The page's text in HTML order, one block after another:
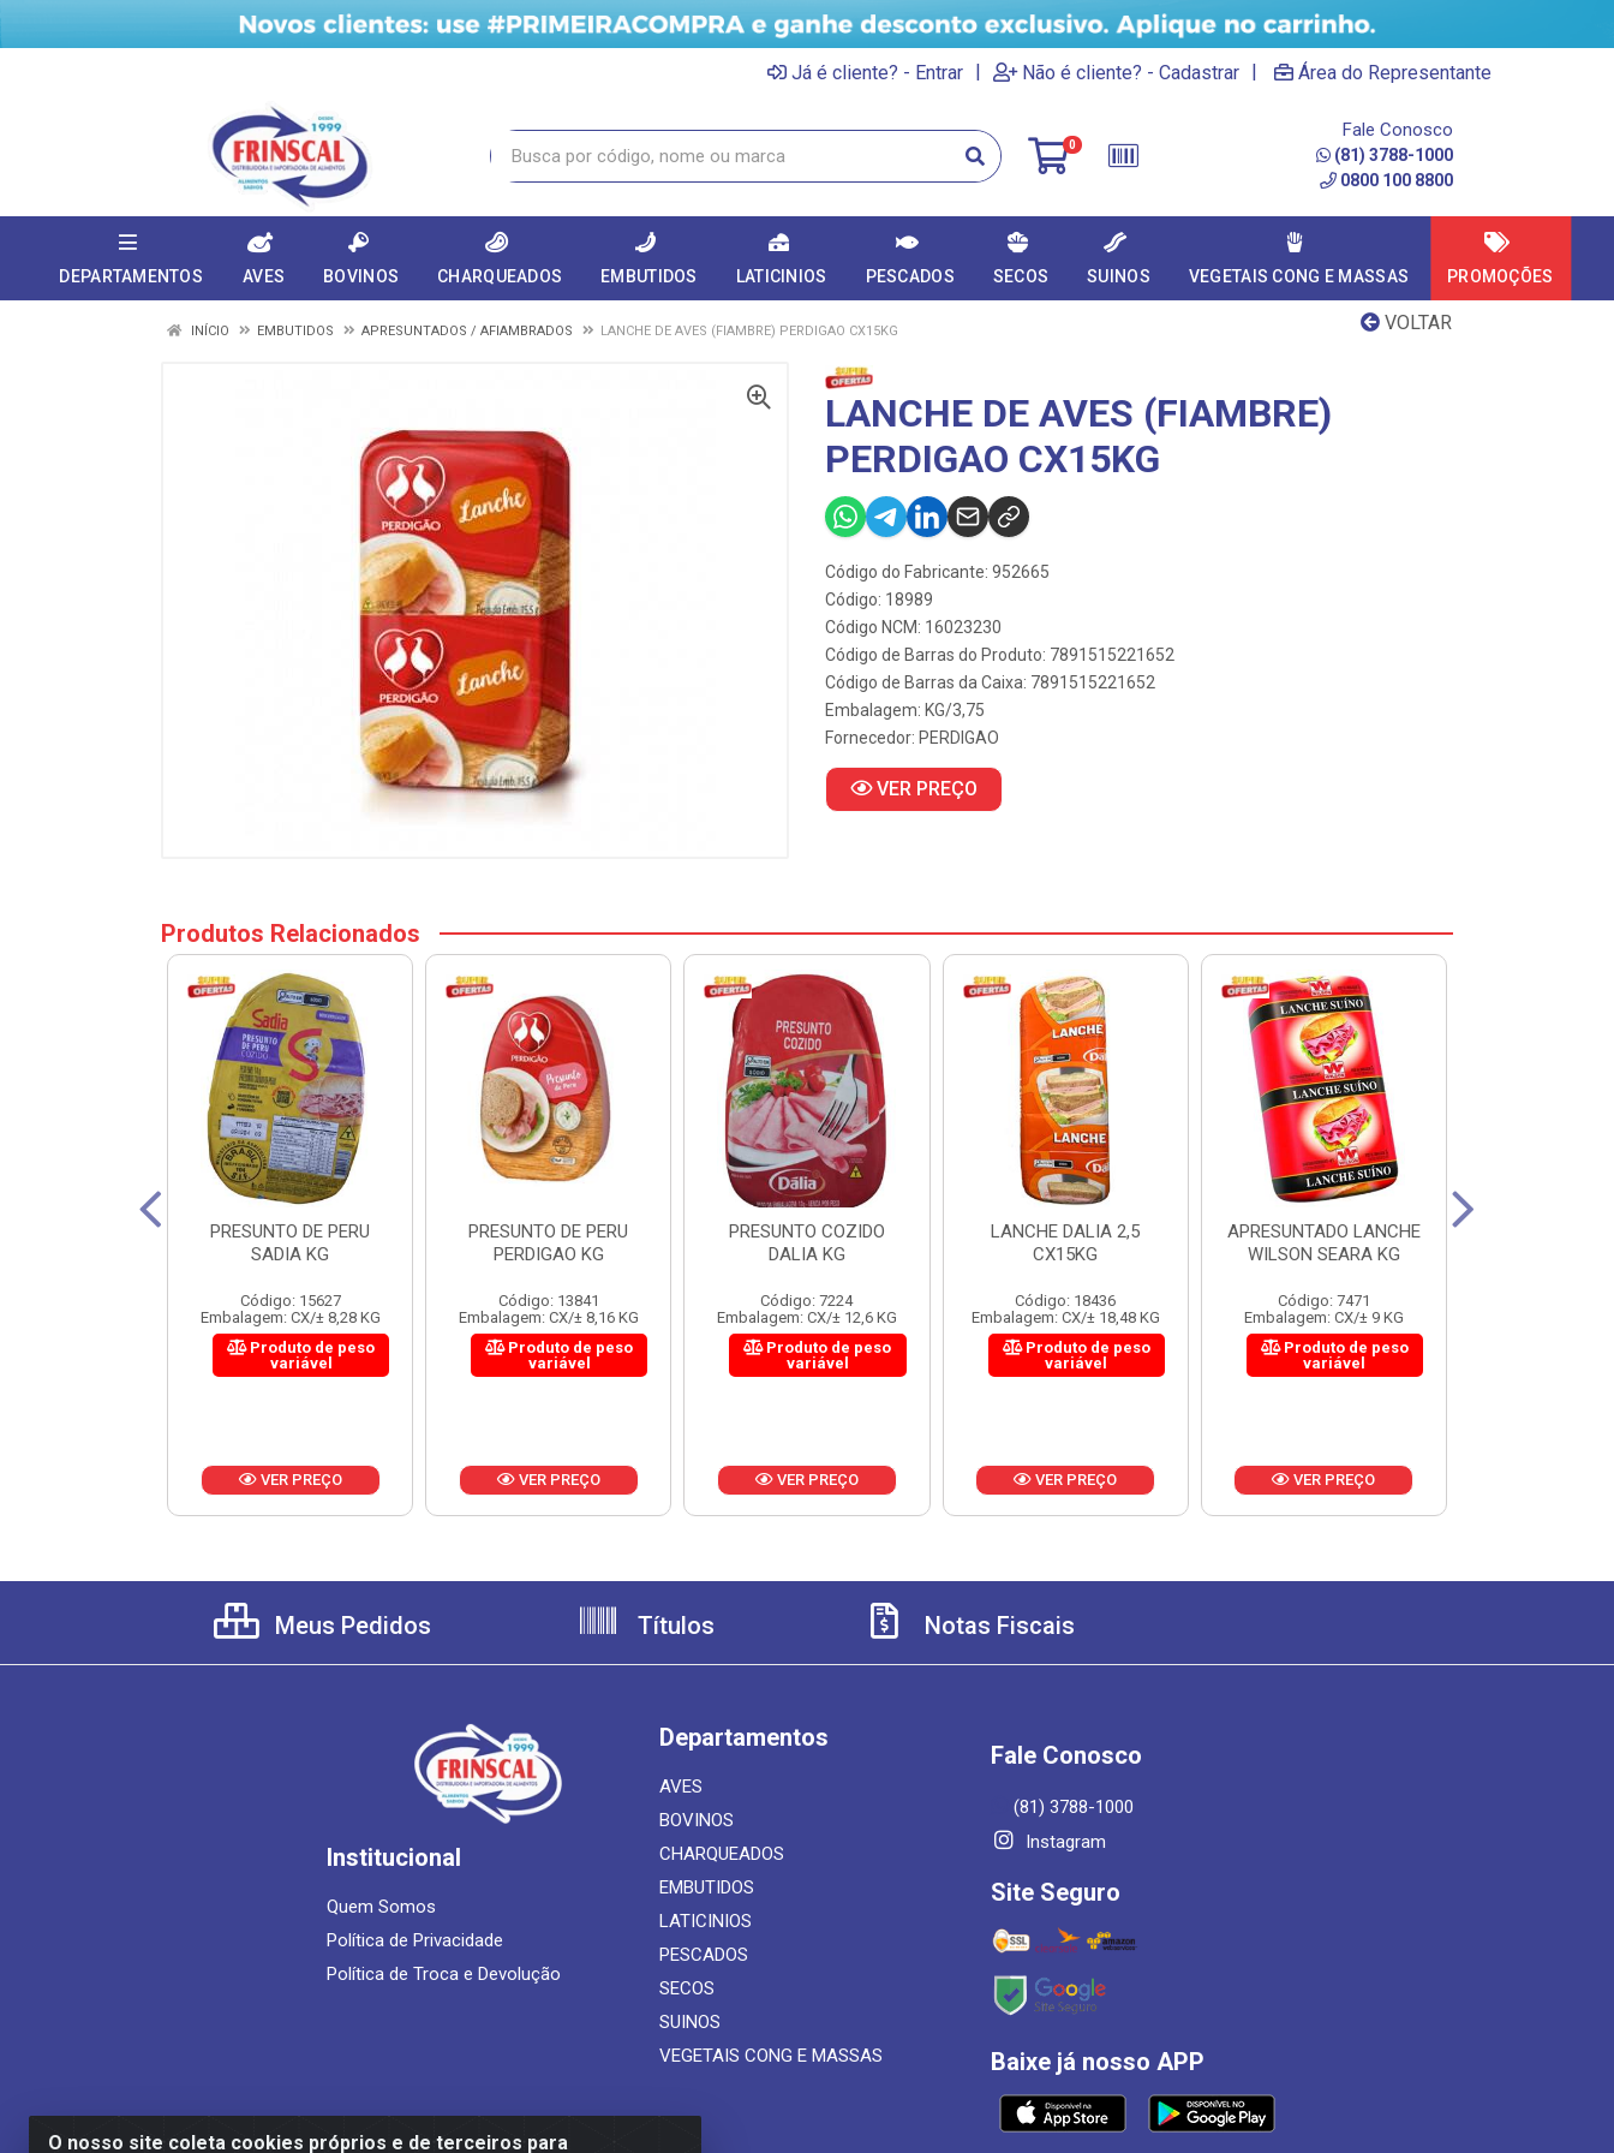
Já é cliente? - Entrar | Não é cliente? - Cadastrar | Área do Representante
0
Fale Conosco
(81) 3788-1000
0800 100 8800
DEPARTAMENTOS AVES BOVINOS CHARQUEADOS EMBUTIDOS LATICINIOS PESCADOS SECOS SUINOS VEGETAIS CONG E MASSAS PROMOÇÕES
VOLTAR
INÍCIO EMBUTIDOS APRESUNTADOS / AFIAMBRADOS LANCHE DE AVES (FIAMBRE) PERDIGAO CX15KG
LANCHE DE AVES (FIAMBRE)
PERDIGAO CX15KG
Código do Fabricante: 952665
Código: 18989
Código NCM: 16023230
Código de Barras do Produto: 7891515221652
Código de Barras da Caixa: 7891515221652
Embalagem: KG/3,75
Fornecedor: PERDIGAO
VER PREÇO
Produtos Relacionados
PRESUNTO DE PERU
SADIA KG
Código: 15627
Embalagem: CX/± 8,28 KG
Produto de peso
variável
VER PREÇO
PRESUNTO DE PERU
PERDIGAO KG
Código: 13841
Embalagem: CX/± 8,16 KG
Produto de peso
variável
VER PREÇO
PRESUNTO COZIDO
DALIA KG
Código: 7224
Embalagem: CX/± 12,6 KG
Produto de peso
variável
VER PREÇO
LANCHE DALIA 2,5
CX15KG
Código: 18436
Embalagem: CX/± 18,48 KG
Produto de peso
variável
VER PREÇO
APRESUNTADO LANCHE
WILSON SEARA KG
Código: 7471
Embalagem: CX/± 9 KG
Produto de peso
variável
VER PREÇO
O nosso site coleta cookies próprios e de terceiros para
Meus Pedidos Títulos Notas Fiscais
Institucional
Quem Somos
Política de Privacidade
Política de Troca e Devolução
Departamentos
AVES
BOVINOS
CHARQUEADOS
EMBUTIDOS
LATICINIOS
PESCADOS
SECOS
SUINOS
VEGETAIS CONG E MASSAS
Fale Conosco
(81) 3788-1000
Instagram
Site Seguro
Baixe já nosso APP